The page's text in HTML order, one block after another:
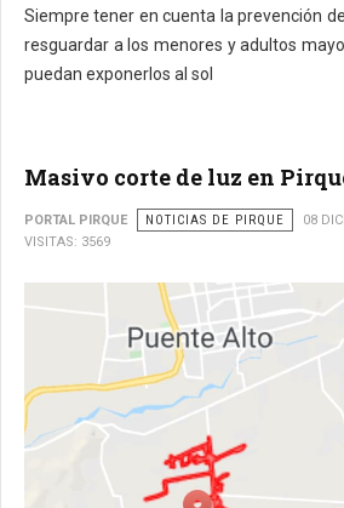
Siempre tener en cuenta la prevención
resguardar a los menores y adultos
puedan exponerlos al sol
Masivo corte de luz en
PORTAL PIRQUE NOTICIAS DE PIRQUE
08
VISITAS: 3569